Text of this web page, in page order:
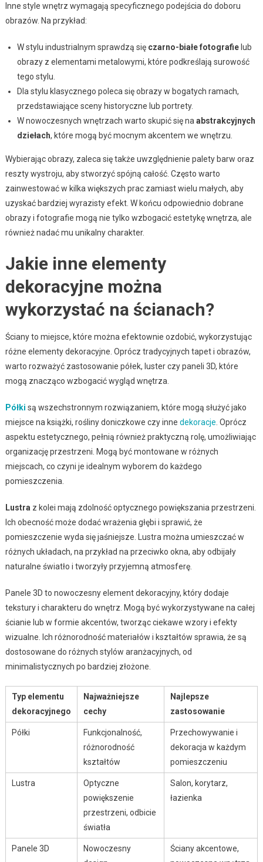
Inne style wnętrz wymagają specyficznego podejścia do doboru
obrazów. Na przykład:
W stylu industrialnym sprawdzą się czarno-białe fotografielub
obrazy z elementami metalowymi, które podkreślają surowość
tego stylu.
Dla stylu klasycznego poleca się obrazy w bogatych ramach,
przedstawiające sceny historyczne lub portrety.
W nowoczesnych wnętrzach warto skupić się na abstrakcyjnych
dziełach, które mogą być mocnym akcentem we wnętrzu.
Wybierając obrazy, zaleca się także uwzględnienie palety barw oraz
reszty wystroju, aby stworzyć spójną całość. Często warto
zainwestować w kilka większych prac zamiast wielu małych, aby
uzyskać bardziej wyrazisty efekt. W końcu odpowiednio dobrane
obrazy i fotografie mogą nie tylko wzbogacić estetykę wnętrza, ale
również nadać mu unikalny charakter.
Jakie inne elementy
dekoracyjne można
wykorzystać na ścianach?
Ściany to miejsce, które można efektownie ozdobić, wykorzystując
różne elementy dekoracyjne. Oprócz tradycyjnych tapet i obrazów,
warto rozważyć zastosowanie półek, luster czy paneli 3D, które
mogą znacząco wzbogacić wygląd wnętrza.
Półki są wszechstronnym rozwiązaniem, które mogą służyć jako
miejsce na książki, rośliny doniczkowe czy inne dekoracje . Oprócz
aspektu estetycznego, pełnią również praktyczną rolę, umożliwiając
organizację przestrzeni. Mogą być montowane w różnych
miejscach, co czyni je idealnym wyborem do każdego
pomieszczenia.
Lustra z kolei mają zdolność optycznego powiększania przestrzeni.
Ich obecność może dodać wrażenia głębi i sprawić, że
pomieszczenie wyda się jaśniejsze. Lustra można umieszczać w
różnych układach, na przykład na przeciwko okna, aby odbijały
naturalne światło i tworzyły przyjemną atmosferę.
Panele 3D to nowoczesny element dekoracyjny, który dodaje
tekstury i charakteru do wnętrz. Mogą być wykorzystywane na całej
ścianie lub w formie akcentów, tworząc ciekawe wzory i efekty
wizualne. Ich różnorodność materiałów i kształtów sprawia, że są
dostosowane do różnych stylów aranżacyjnych, od
minimalistycznych po bardziej złożone.
Typ elementu
dekoracyjnego
Najważniejsze
cechy
Najlepsze
zastosowanie
Półki
Funkcjonalność,
różnorodność
kształtów
Przechowywanie i
dekoracja w każdym
pomieszczeniu
Lustra
Optyczne
powiększenie
przestrzeni, odbicie
światła
Salon, korytarz,
łazienka
Panele 3D
Nowoczesny
Ściany akcentowe,